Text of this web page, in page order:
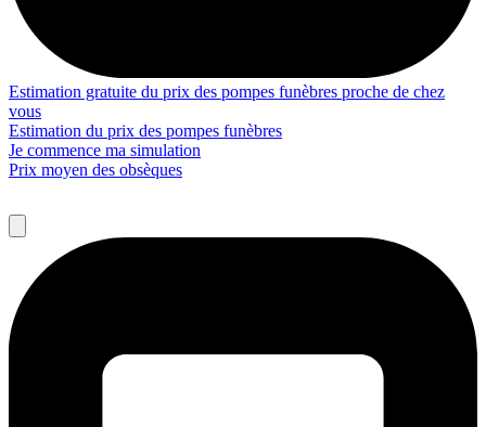
Estimation gratuite du prix des pompes funèbres proche de chez
vous
Estimation du prix des pompes funèbres
Je commence ma simulation
Prix moyen des obsèques